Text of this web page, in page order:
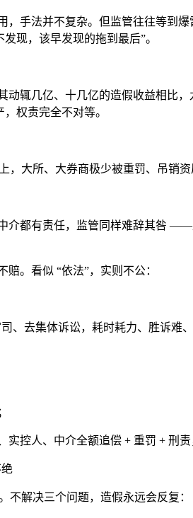
手法并不复杂。但监管往往等到
现，该早发现的拖到最后”。
辄几亿、十几亿的造假收益相比
权责完全不对等。
大所、大券商极少被重罚、吊销
介都有责任，监管同样难辞其咎
。看似 “依法”，实则不公：
、去集体诉讼，耗时耗力、胜诉难、
控人、中介全额追偿 + 重罚 + 刑
不解决三个问题，造假永远会反复：